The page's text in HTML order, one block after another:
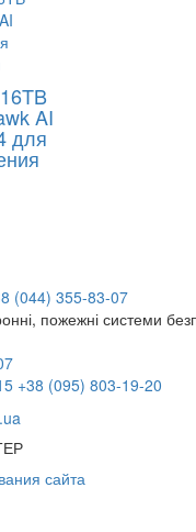
AI
для
(044) 355-83-07
+38 (095) 803-19-20
сайта